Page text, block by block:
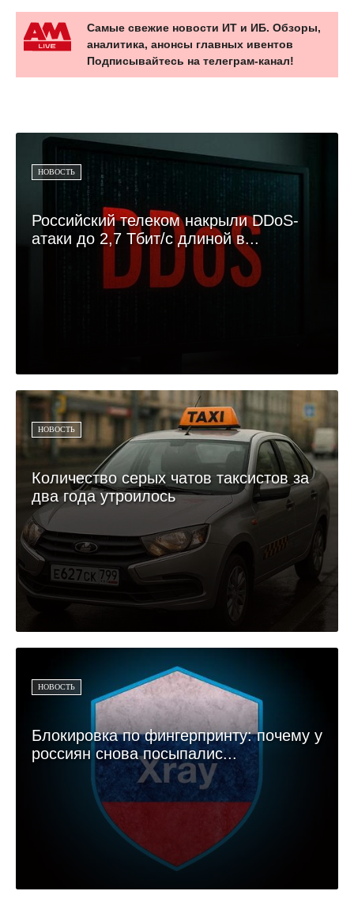
Самые свежие новости ИТ и ИБ. Обзоры,
аналитика, анонсы главных ивентов
Подписывайтесь на телеграм-канал!
НОВОСТЬ
Российский телеком накрыли DDoS-
атаки до 2,7 Тбит/с длиной в...
НОВОСТЬ
Количество серых чатов таксистов за
два года утроилось
НОВОСТЬ
Блокировка по фингерпринту: почему у
россиян снова посыпалис...